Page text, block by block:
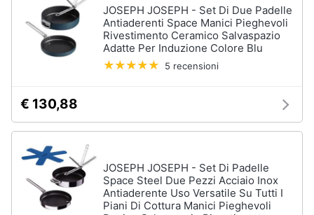
JOSEPH JOSEPH - Set Di Due Padelle
Antiaderenti Space Manici Pieghevoli
Rivestimento Ceramico Salvaspazio
Adatte Per Induzione Colore Blu
5 recensioni
€ 130,88
JOSEPH JOSEPH - Set Di Padelle
Space Steel Due Pezzi Acciaio Inox
Antiaderente Uso Versatile Su Tutti I
Piani Di Cottura Manici Pieghevoli